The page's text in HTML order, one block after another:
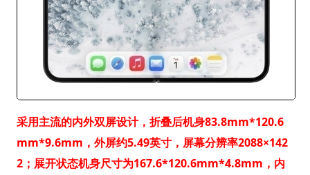
采用主流的内外双屏设计，折叠后机身83.8mm*120.6
mm*9.6mm，外屏约5.49英寸，屏幕分辨率2088×142
2；展开状态机身尺寸为167.6*120.6mm*4.8mm，内